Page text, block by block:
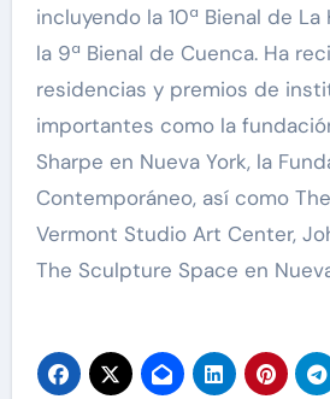
incluyendo la 10ª Bienal de La
la 9ª Bienal de Cuenca. Ha
residencias y premios de
importantes como la
Sharpe en Nueva York, la
Contemporáneo, así como
Vermont Studio Art Center,
The Sculpture Space en